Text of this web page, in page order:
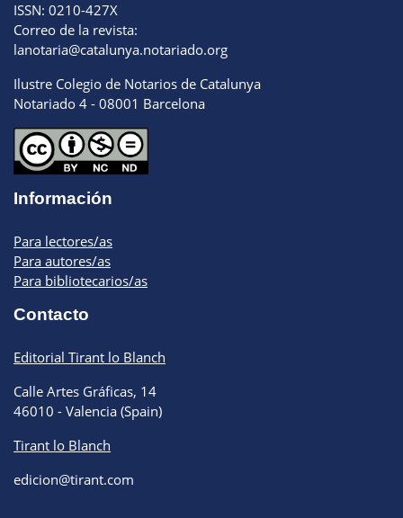
ISSN: 0210-427X
Correo de la revista:
lanotaria@catalunya.notariado.org
Ilustre Colegio de Notarios de Catalunya
Notariado 4 - 08001 Barcelona
Información
Para lectores/as
Para autores/as
Para bibliotecarios/as
Contacto
Editorial Tirant lo Blanch
Calle Artes Gráficas, 14
46010 - Valencia (Spain)
Tirant lo Blanch
edicion@tirant.com